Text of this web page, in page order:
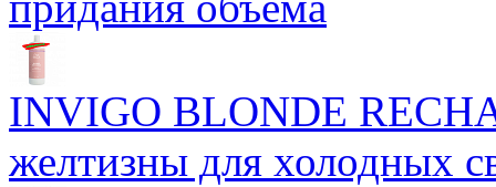
INVIGO BLONDE
желтизны для холодных